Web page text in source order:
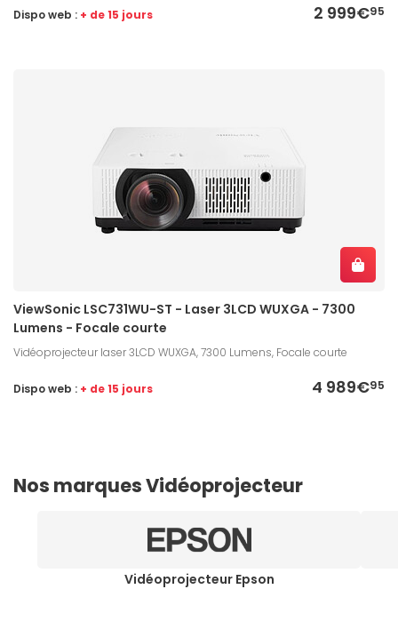
2 999€95
Dispo web : + de 15 jours
ViewSonic LSC731WU-ST - Laser 3LCD WUXGA - 7300
Lumens - Focale courte
Vidéoprojecteur laser 3LCD WUXGA, 7300 Lumens, Focale courte
4 989€95
Dispo web : + de 15 jours
Nos marques Vidéoprojecteur
Vidéoprojecteur Epson